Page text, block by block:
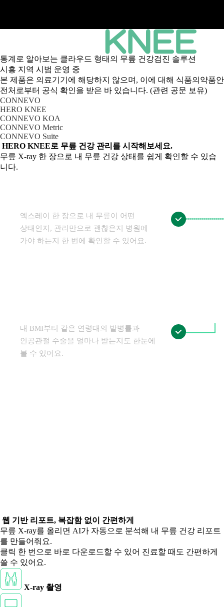
통계로 알아보는 클라우드 형태의 무릎 건강검진 솔루션
시흥 지역 시범 운영 중
본 제품은 의료기기에 해당하지 않으며, 이에 대해 식품의약품안
전처로부터 공식 확인을 받은 바 있습니다. (관련 공문 보유)
CONNEVO
HERO KNEE
CONNEVO KOA
CONNEVO Metric
CONNEVO Suite
HERO KNEE로 무릎 건강 관리를 시작해보세요.
무릎 X-ray 한 장으로 내 무릎 건강 상태를 쉽게 확인할 수 있습
니다.
내 BMI부터 같은 연령대의 발병률과
인공관절 수술을 얼마나 받는지도 한눈에
볼 수 있어요.
엑스레이 한 장으로 내 무릎이 어떤
상태인지, 관리만으로 괜찮은지 병원에
가야 하는지 한 번에 확인할 수 있어요.
웹 기반 리포트, 복잡함 없이 간편하게
무릎 X-ray를 올리면 AI가 자동으로 분석해 내 무릎 건강 리포트
를 만들어줘요.
클릭 한 번으로 바로 다운로드할 수 있어 진료할 때도 간편하게
쓸 수 있어요.
X-ray 촬영